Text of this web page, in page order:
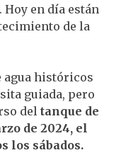
Hoy en día están
de la
agua históricos
guiada, pero
del tanque de
de 2024, el
los sábados.